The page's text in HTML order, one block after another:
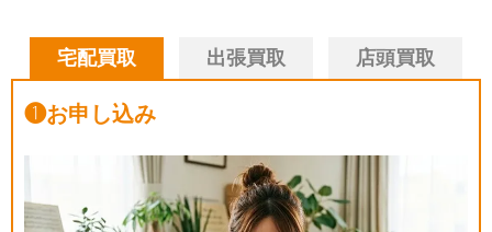
宅配買取 出張買取 店頭買取
❶お申し込み